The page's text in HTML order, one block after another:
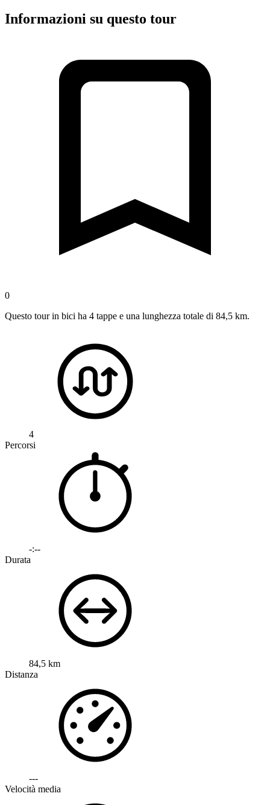
Informazioni su questo tour
0
Questo tour in bici ha 4 tappe e una lunghezza totale di 84,5 km.
4
Percorsi
-:--
Durata
84,5 km
Distanza
---
Velocità media